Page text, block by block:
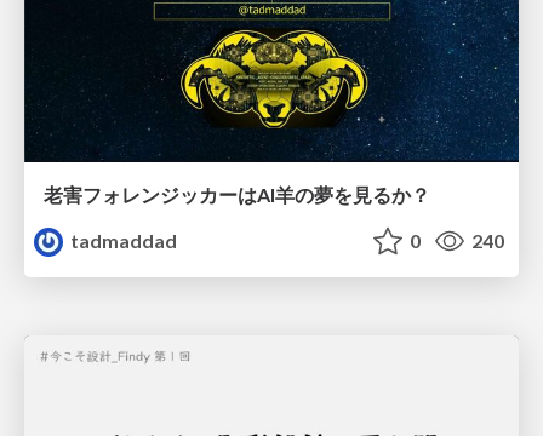
老害フォレンジッカーはAI羊の夢を見るか？
tadmaddad
0 240